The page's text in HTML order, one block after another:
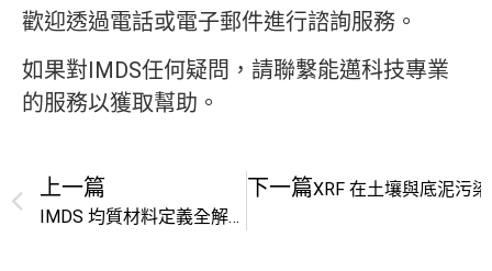
歡迎透過電話或電子郵件進行諮詢服務。
如果對IMDS任何疑問，請聯繫能邁科技專業
的服務以獲取幫助。
上一篇
IMDS 均質材料定義全解析：掌握 REC 019 拆分邏輯，告別螺絲申報退件風險
下一篇XRF 在土壤與底泥污